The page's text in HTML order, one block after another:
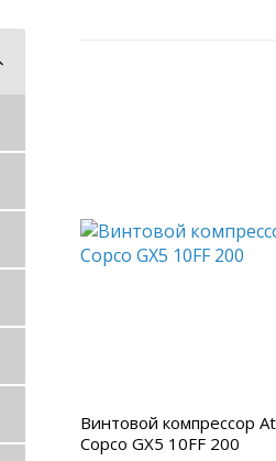
Винтовой компрессор
Copco GX5 10FF 200